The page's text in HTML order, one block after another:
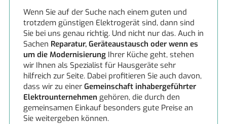
Wenn Sie auf der Suche nach einem guten und
trotzdem günstigen Elektrogerät sind, dann sind
Sie bei uns genau richtig. Und nicht nur das. Auch in
Sachen Reparatur, Geräteaustausch oder wenn es
um die ModernisierungIhrer Küche geht, stehen
wir Ihnen als Spezialist für Hausgeräte sehr
hilfreich zur Seite. Dabei profitieren Sie auch davon,
dass wir zu einer Gemeinschaft inhabergeführter
Elektrounternehmen gehören, die durch den
gemeinsamen Einkauf besonders gute Preise an
Sie weitergeben können.